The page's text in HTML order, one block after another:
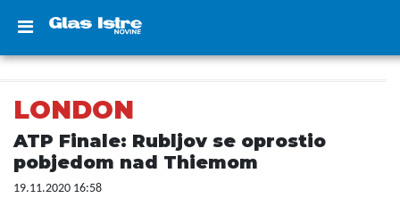
LONDON
ATP Finale: Rubljov se oprostio
pobjedom nad Thiemom
19.11.2020 16:58